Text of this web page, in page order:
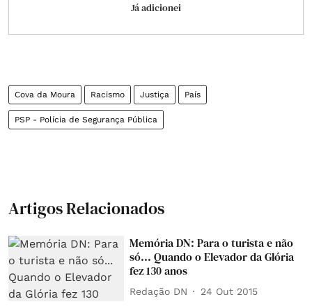
Já adicionei
Cova da Moura Racismo Justiça País
PSP - Polícia de Segurança Pública
Artigos Relacionados
Memória DN: Para o turista e não
só... Quando o Elevador da Glória
fez 130 anos
Redação DN 24 Out 2015